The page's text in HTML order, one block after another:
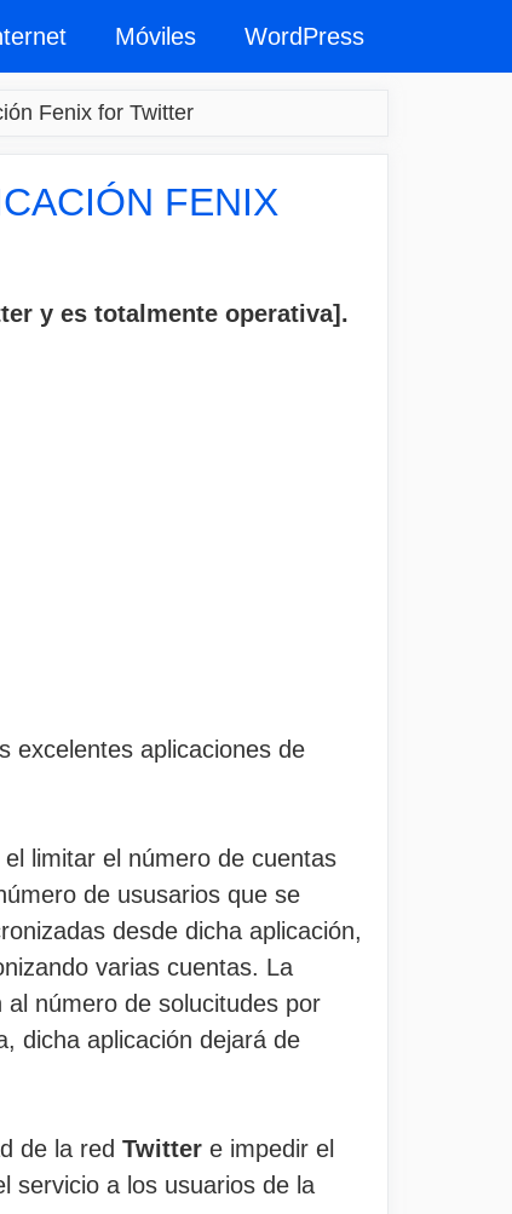
Móviles WordPress
Fenix for Twitter
FENIX
y es totalmente operativa].
excelentes aplicaciones de
limitar el número de cuentas
de ususarios que se
desde dicha aplicación,
varias cuentas. La
número de solucitudes por
dicha aplicación dejará de
de la red Twitter e impedir el
servicio a los usuarios de la